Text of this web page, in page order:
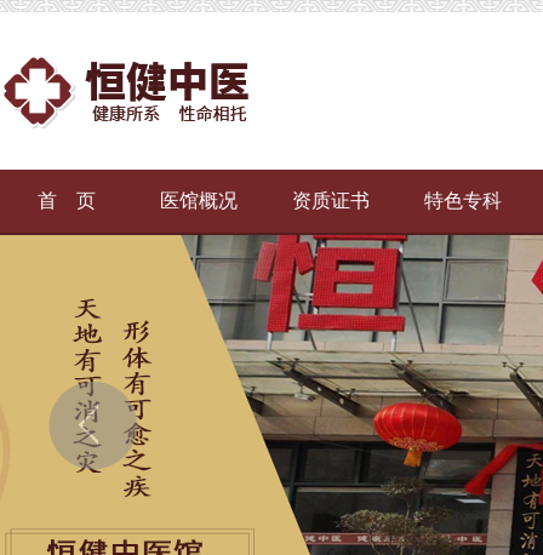
首 页 医馆概况 资质证书 特色专科